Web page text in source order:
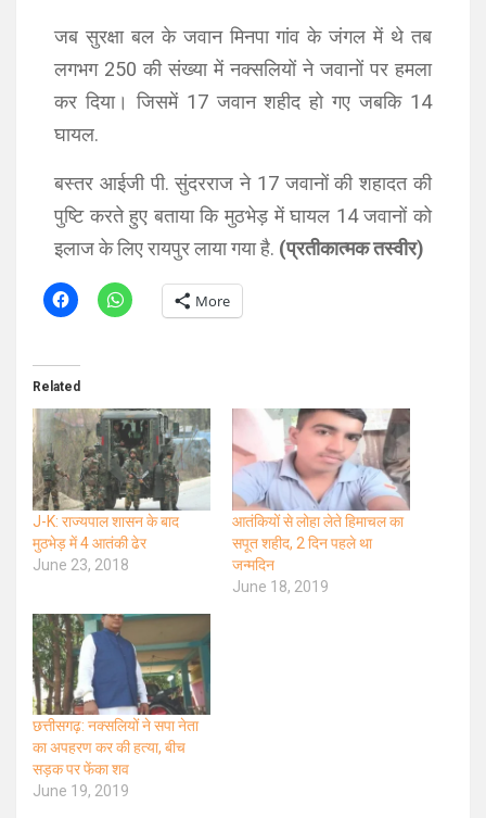
जब सुरक्षा बल के जवान मिनपा गांव के जंगल में थे तब
लगभग 250 की संख्या में नक्सलियों ने जवानों पर हमला
कर दिया। जिसमें 17 जवान शहीद हो गए जबकि 14
घायल.
बस्तर आईजी पी. सुंदरराज ने 17 जवानों की शहादत की
पुष्टि करते हुए बताया कि मुठभेड़ में घायल 14 जवानों को
इलाज के लिए रायपुर लाया गया है. (प्रतीकात्मक तस्वीर)
More
Related
J-K: राज्यपाल शासन के बाद
मुठभेड़ में 4 आतंकी ढेर
June 23, 2018
आतंकियों से लोहा लेते हिमाचल का
सपूत शहीद, 2 दिन पहले था
जन्‍मदिन
June 18, 2019
छत्तीसगढ़: नक्‍सलियों ने सपा नेता
का अपहरण कर की हत्या, बीच
सड़क पर फेंका शव
June 19, 2019